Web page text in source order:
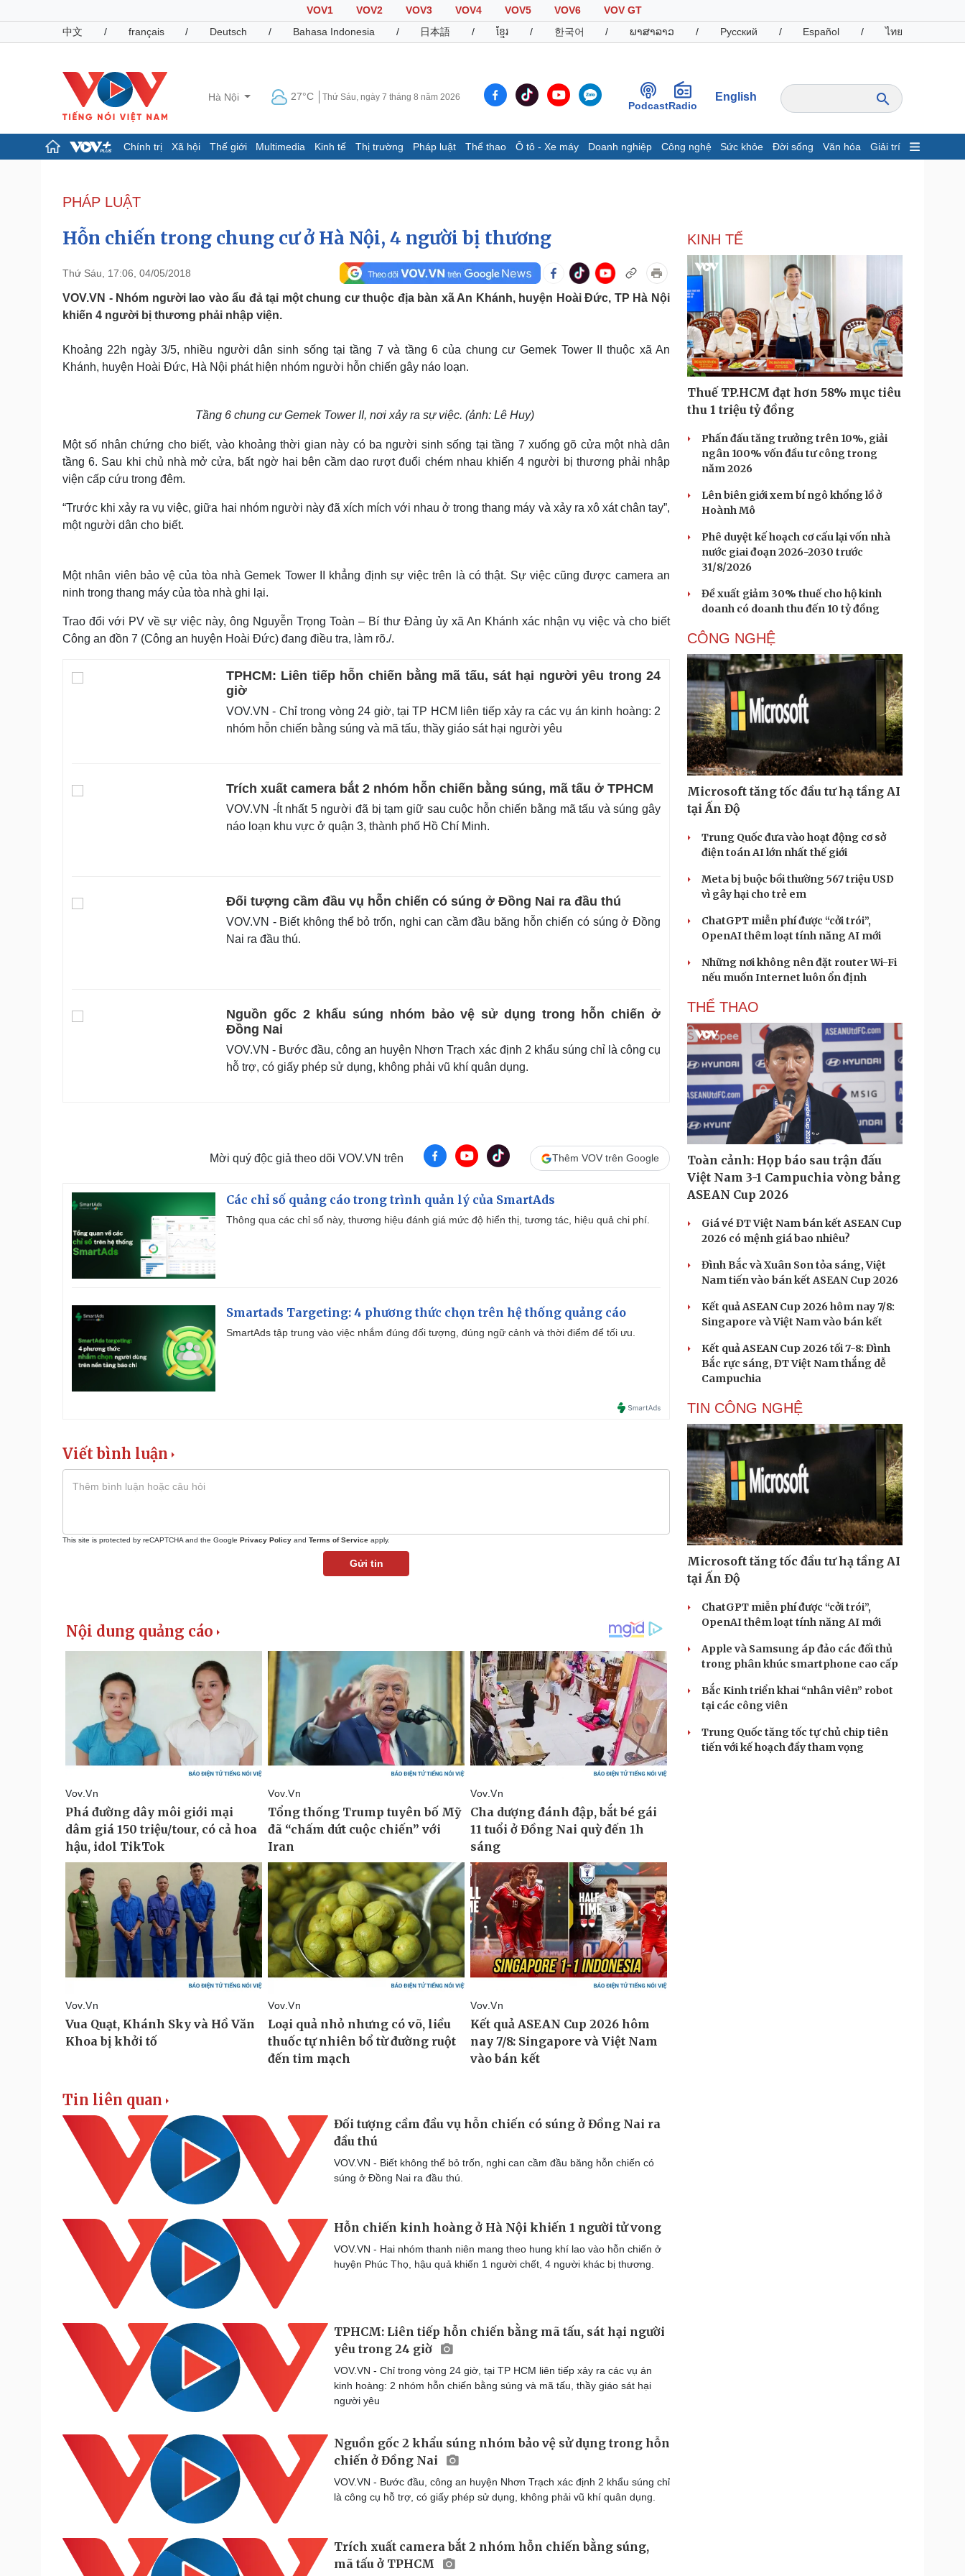
VOV1 VOV2 VOV3 VOV4 VOV5 VOV6
VOV GT
中文
/ français / Deutsch / Bahasa Indonesia / 日本語 / ខ្មែរ / 한국어 / ພາສາລາວ / Русский / Español / ไทย
Hà Nội 27°C Thứ Sáu, ngày 7 tháng 8 năm 2026
PodcastRadio
English
Chính trị Xã hội Thế giới Multimedia Kinh tế Thị trường Pháp luật Thể thao Ô tô - Xe máy Doanh nghiệp Công nghệ Sức khỏe Đời sống Văn hóa Giải trí
Đảng
Tổ chức nhân sự
Quốc hội
Nhận diện sự thật
Dấu ấn VOV
Infographic
Giá cà phê
Pháp luật
Vụ án
Tư vấn luật
Quân sự - Quốc phòng
Vũ khí
Phân tích
Thể thao
Thế giới thể thao
eSports
Hậu trường
Ô tô - Xe máy
Tư vấn
Doanh nghiệp
Thông tin doanh nghiệp
Doanh nghiệp 24h
Doanh nhân
Vì cộng đồng
Công nghệ
Sành điệu
Tin Công nghệ
Trải nghiệm
Chuyển đổi số
Sản phụ khoa
Nhi khoa
Nam khoa
Phòng mạch online
Ăn sạch sống khỏe
Nhà đẹp
Tình yêu - Gia đình
Sân khấu - Điện ảnh
Âm nhạc
Di sản
Nghệ sĩ
Sao Việt
check-in
Podcast
Câu chuyện thời sự
Đọc truyện đêm khuya
Cửa sổ tình yêu
PHÁP LUẬT
Hỗn chiến trong chung cư ở Hà Nội, 4 người bị thương
Thứ Sáu, 17:06, 04/05/2018
VOV.VN - Nhóm người lao vào ẩu đả tại một chung cư thuộc địa bàn xã An Khánh, huyện Hoài Đức, TP Hà Nội
khiến 4 người bị thương phải nhập viện.
Khoảng 22h ngày 3/5, nhiều người dân sinh sống tại tầng 7 và tầng 6 của chung cư Gemek Tower II thuộc xã An
Khánh, huyện Hoài Đức, Hà Nội phát hiện nhóm người hỗn chiến gây náo loạn.
Tầng 6 chung cư Gemek Tower II, nơi xảy ra sự việc. (ảnh: Lê Huy)
Một số nhân chứng cho biết, vào khoảng thời gian này có ba người sinh sống tại tầng 7 xuống gõ cửa một nhà dân
tầng 6. Sau khi chủ nhà mở cửa, bất ngờ hai bên cầm dao rượt đuổi chém nhau khiến 4 người bị thương phải nhập
viện cấp cứu trong đêm.
“Trước khi xảy ra vụ việc, giữa hai nhóm người này đã xích mích với nhau ở trong thang máy và xảy ra xô xát chân tay”,
một người dân cho biết.
Một nhân viên bảo vệ của tòa nhà Gemek Tower II khẳng định sự việc trên là có thật. Sự việc cũng được camera an
ninh trong thang máy của tòa nhà ghi lại.
Trao đổi với PV về sự việc này, ông Nguyễn Trọng Toàn – Bí thư Đảng ủy xã An Khánh xác nhận vụ việc và cho biết
Công an đồn 7 (Công an huyện Hoài Đức) đang điều tra, làm rõ./.
TPHCM: Liên tiếp hỗn chiến bằng mã tấu, sát hại người yêu trong 24
giờ
VOV.VN - Chỉ trong vòng 24 giờ, tại TP HCM liên tiếp xảy ra các vụ án kinh hoàng: 2
nhóm hỗn chiến bằng súng và mã tấu, thầy giáo sát hại người yêu
Trích xuất camera bắt 2 nhóm hỗn chiến bằng súng, mã tấu ở TPHCM
VOV.VN -Ít nhất 5 người đã bị tạm giữ sau cuộc hỗn chiến bằng mã tấu và súng gây
náo loạn khu vực ở quận 3, thành phố Hồ Chí Minh.
Đối tượng cầm đầu vụ hỗn chiến có súng ở Đồng Nai ra đầu thú
VOV.VN - Biết không thể bỏ trốn, nghi can cầm đầu băng hỗn chiến có súng ở Đồng
Nai ra đầu thú.
Nguồn gốc 2 khẩu súng nhóm bảo vệ sử dụng trong hỗn chiến ở
Đồng Nai
VOV.VN - Bước đầu, công an huyện Nhơn Trạch xác định 2 khẩu súng chỉ là công cụ
hỗ trợ, có giấy phép sử dụng, không phải vũ khí quân dụng.
Mời quý độc giả theo dõi VOV.VN trên Thêm VOV trên Google
Các chỉ số quảng cáo trong trình quản lý của SmartAds
Thông qua các chỉ số này, thương hiệu đánh giá mức độ hiển thị, tương tác, hiệu quả chi phí.
Smartads Targeting: 4 phương thức chọn trên hệ thống quảng cáo
SmartAds tập trung vào việc nhắm đúng đối tượng, đúng ngữ cảnh và thời điểm để tối ưu.
Viết bình luận
This site is protected by reCAPTCHA and the Google Privacy Policy and Terms of Service apply.
Gửi tin
Tin liên quan
Đối tượng cầm đầu vụ hỗn chiến có súng ở Đồng Nai ra
đầu thú
VOV.VN - Biết không thể bỏ trốn, nghi can cầm đầu băng hỗn chiến có
súng ở Đồng Nai ra đầu thú.
Hỗn chiến kinh hoàng ở Hà Nội khiến 1 người tử vong
VOV.VN - Hai nhóm thanh niên mang theo hung khí lao vào hỗn chiến ở
huyện Phúc Thọ, hậu quả khiến 1 người chết, 4 người khác bị thương.
TPHCM: Liên tiếp hỗn chiến bằng mã tấu, sát hại người
yêu trong 24 giờ
VOV.VN - Chỉ trong vòng 24 giờ, tại TP HCM liên tiếp xảy ra các vụ án
kinh hoàng: 2 nhóm hỗn chiến bằng súng và mã tấu, thầy giáo sát hại
người yêu
Nguồn gốc 2 khẩu súng nhóm bảo vệ sử dụng trong hỗn
chiến ở Đồng Nai
VOV.VN - Bước đầu, công an huyện Nhơn Trạch xác định 2 khẩu súng chỉ
là công cụ hỗ trợ, có giấy phép sử dụng, không phải vũ khí quân dụng.
Trích xuất camera bắt 2 nhóm hỗn chiến bằng súng,
mã tấu ở TPHCM
KINH TẾ
Thuế TP.HCM đạt hơn 58% mục tiêu
thu 1 triệu tỷ đồng
Phấn đấu tăng trưởng trên 10%, giải
ngân 100% vốn đầu tư công trong
năm 2026
Lên biên giới xem bí ngô khổng lồ ở
Hoành Mô
Phê duyệt kế hoạch cơ cấu lại vốn nhà
nước giai đoạn 2026-2030 trước
31/8/2026
Đề xuất giảm 30% thuế cho hộ kinh
doanh có doanh thu đến 10 tỷ đồng
CÔNG NGHỆ
Microsoft tăng tốc đầu tư hạ tầng AI
tại Ấn Độ
Trung Quốc đưa vào hoạt động cơ sở
điện toán AI lớn nhất thế giới
Meta bị buộc bồi thường 567 triệu USD
vì gây hại cho trẻ em
ChatGPT miễn phí được “cởi trói”,
OpenAI thêm loạt tính năng AI mới
Những nơi không nên đặt router Wi-Fi
nếu muốn Internet luôn ổn định
THỂ THAO
Toàn cảnh: Họp báo sau trận đấu
Việt Nam 3-1 Campuchia vòng bảng
ASEAN Cup 2026
Giá vé ĐT Việt Nam bán kết ASEAN Cup
2026 có mệnh giá bao nhiêu?
Đình Bắc và Xuân Son tỏa sáng, Việt
Nam tiến vào bán kết ASEAN Cup 2026
Kết quả ASEAN Cup 2026 hôm nay 7/8:
Singapore và Việt Nam vào bán kết
Kết quả ASEAN Cup 2026 tối 7-8: Đình
Bắc rực sáng, ĐT Việt Nam thắng dễ
Campuchia
TIN CÔNG NGHỆ
Microsoft tăng tốc đầu tư hạ tầng AI
tại Ấn Độ
ChatGPT miễn phí được “cởi trói”,
OpenAI thêm loạt tính năng AI mới
Apple và Samsung áp đảo các đối thủ
trong phân khúc smartphone cao cấp
Bắc Kinh triển khai “nhân viên” robot
tại các công viên
Trung Quốc tăng tốc tự chủ chip tiên
tiến với kế hoạch đầy tham vọng